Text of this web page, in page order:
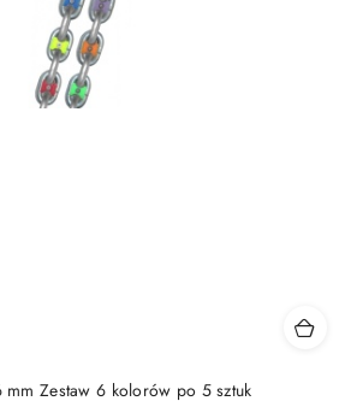
mm Zestaw 6 kolorów po 5 sztuk